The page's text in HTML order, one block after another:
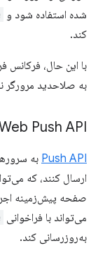
شده استفاده شود و
کند.
با این حال، فرکانس
به صلاحدید مرورگر
Push API
Push API به
ارسال کنند، که
صفحه پیش‌زمینه
می‌تواند با فراخوانی
به‌روزرسانی کند.